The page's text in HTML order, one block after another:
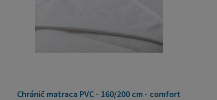
Chránič matraca PVC - 160/200 cm - comfort